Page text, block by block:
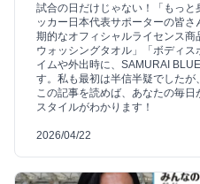
試合の日だけじゃない！「もっ
ッカー日本代表サポーターの皆
期的なオフィシャルライセンス
ウォッシングタオル」「ボディ
イムや外出時に、SAMURAI
す。私も最初は半信半疑でしたが
この記事を読めば、あなたの毎
スタイルがわかります！
2026/04/22